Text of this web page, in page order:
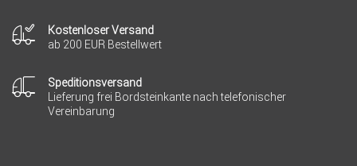
Kostenloser Versand
ab 200 EUR Bestellwert
Speditionsversand
Lieferung frei Bordsteinkante nach telefonischer
Vereinbarung